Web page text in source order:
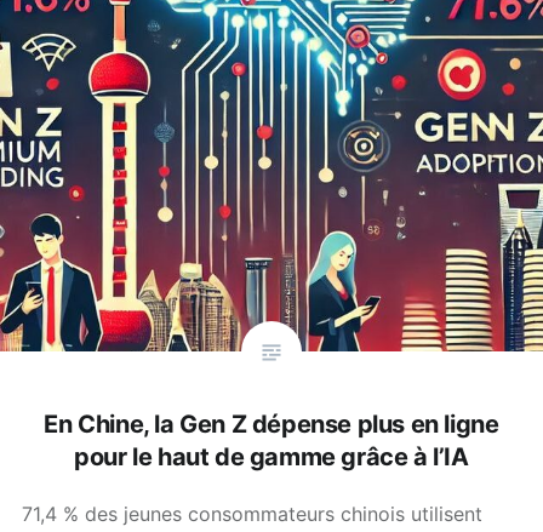
En Chine, la Gen Z dépense plus en ligne
pour le haut de gamme grâce à l’IA
71,4 % des jeunes consommateurs chinois utilisent